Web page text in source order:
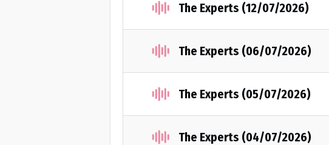
The Experts (12/07/2026)
The Experts (06/07/2026)
The Experts (05/07/2026)
The Experts (04/07/2026)